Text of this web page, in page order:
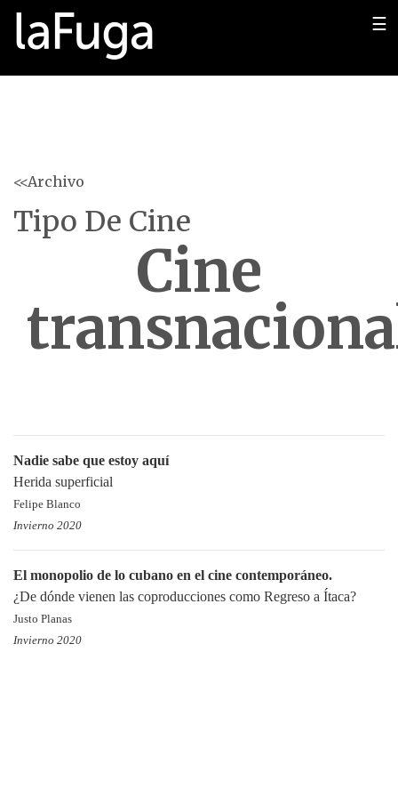
☰
<<Archivo
Tipo De Cine
Cine
Nadie sabe que estoy aquí
Herida superficial
Felipe Blanco
Invierno 2020
El monopolio de lo cubano en el cine contemporáneo.
¿De dónde vienen las coproducciones como Regreso a Ítaca?
Justo Planas
Invierno 2020